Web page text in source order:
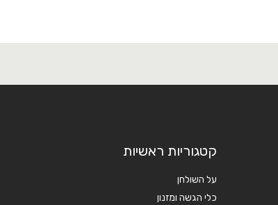
קטגוריות ראשיות
על השולחן
כלי הגשה ומזנון